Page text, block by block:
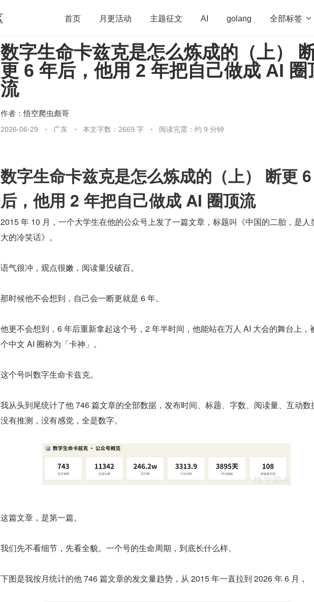
首页 月更活动 主题征文 AI golang 全部标签 
开源 架构 OpenHarmony 算法 学习方法 Web3.0 高
团队管理 程序员 运维 深度思考 低代码 redis
数字生命卡兹克是怎么炼成的（上）
更 6 年后，他用 2 年把自己做成 AI 圈
流
作者： 悟空爬虫彪哥
2026-06-29 广东 本文字数：2669 字 阅读完需：约 9 分钟
数字生命卡兹克是怎么炼成的（上） 断更
后，他用 2 年把自己做成 AI 圈顶流
2015 年 10 月，一个大学生在他的公众号上发了一篇文章，标题叫《中国的二胎，是人
大的冷笑话》。
语气很冲，观点很嫩，阅读量没破百。
那时候他不会想到，自己会一断更就是 6 年。
他更不会想到，6 年后重新拿起这个号，2 年半时间，他能站在万人 AI 大会的舞台上，
个中文 AI 圈称为「卡神」。
这个号叫数字生命卡兹克。
我从头到尾统计了他 746 篇文章的全部数据，发布时间、标题、字数、阅读量、互动数
没有推测，没有感觉，全是数字。
这篇文章，是第一篇。
我们先不看细节，先看全貌。一个号的生命周期，到底长什么样。
下图是我按月统计的他 746 篇文章的发文量趋势，从 2015 年一直拉到 2026 年 6 月，